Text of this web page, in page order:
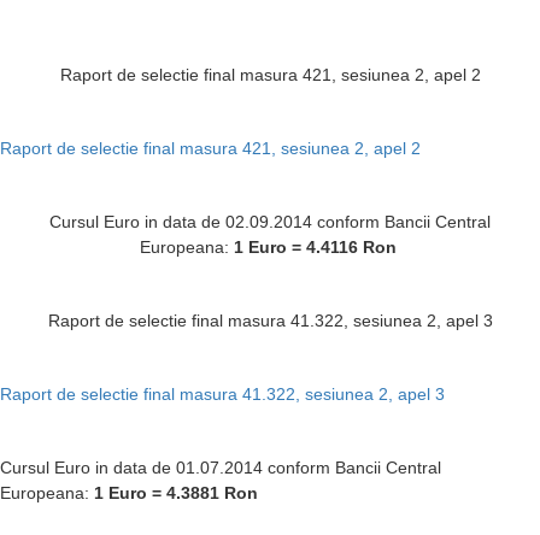
Raport de selectie final masura 421, sesiunea 2, apel 2
Raport de selectie final masura 421, sesiunea 2, apel 2
Cursul Euro in data de 02.09.2014 conform Bancii Central
Europeana: 1 Euro = 4.4116Ron
Raport de selectie final masura 41.322, sesiunea 2, apel 3
Raport de selectie final masura 41.322, sesiunea 2, apel 3
Cursul Euro in data de 01.07.2014 conform Bancii Central
Europeana: 1 Euro = 4.3881 Ron